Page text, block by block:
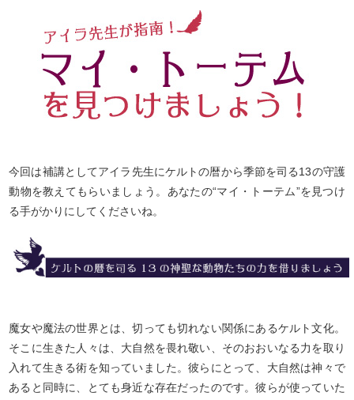
今回は補講としてアイラ先生にケルトの暦から季節を司る13の守護
動物を教えてもらいましょう。あなたの“マイ・トーテム”を見つけ
る手がかりにしてくださいね。
魔女や魔法の世界とは、切っても切れない関係にあるケルト文化。
そこに生きた人々は、大自然を畏れ敬い、そのおおいなる力を取り
入れて生きる術を知っていました。彼らにとって、大自然は神々で
あると同時に、とても身近な存在だったのです。彼らが使っていた